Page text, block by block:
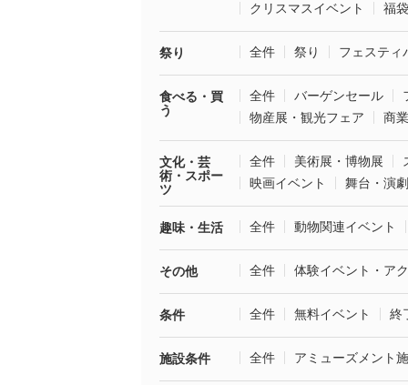
クリスマスイベント
福
祭り 全件 祭り フェスティ
食べる・買
う
全件 バーゲンセール
物産展・観光フェア
商
文化・芸
術・スポー
ツ
全件 美術展・博物展
映画イベント
舞台・演劇
趣味・生活 全件 動物関連イベント
その他 全件 体験イベント・ア
条件 全件 無料イベント 終
施設条件 全件 アミューズメント